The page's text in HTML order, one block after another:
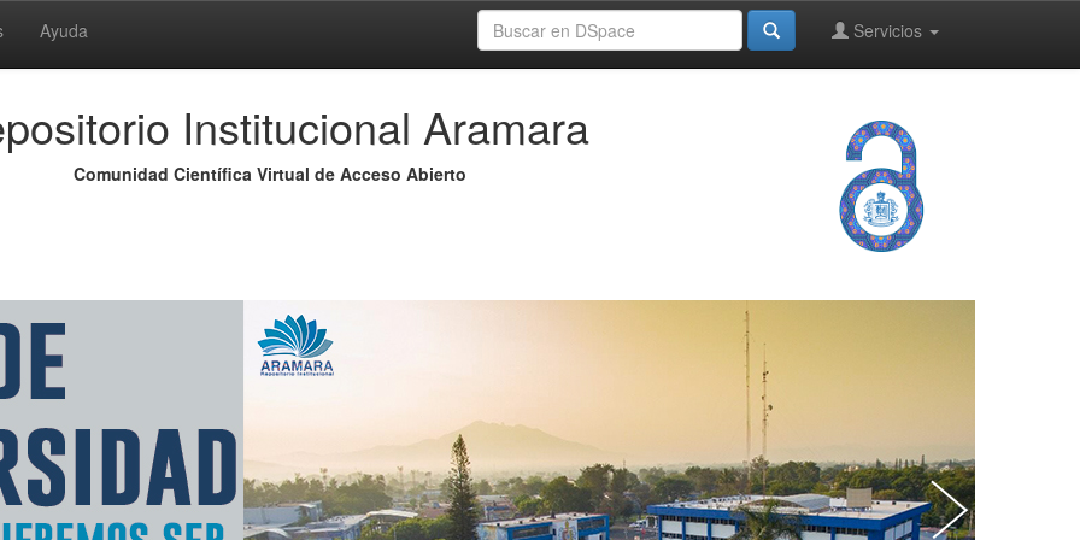
Ayuda Servicios
Institucional Aramara
Comunidad Científica Virtual de Acceso Abierto